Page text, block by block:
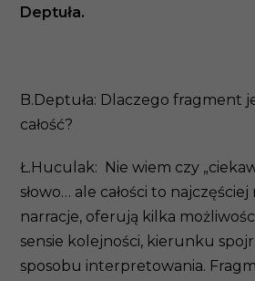
Deptuła.
B.Deptuła: Dlaczego fragment
całość?
Ł.Huculak: Nie wiem czy
słowo… ale całości to
narracje, oferują kilka
sensie kolejności, kierunku
sposobu interpretowania.